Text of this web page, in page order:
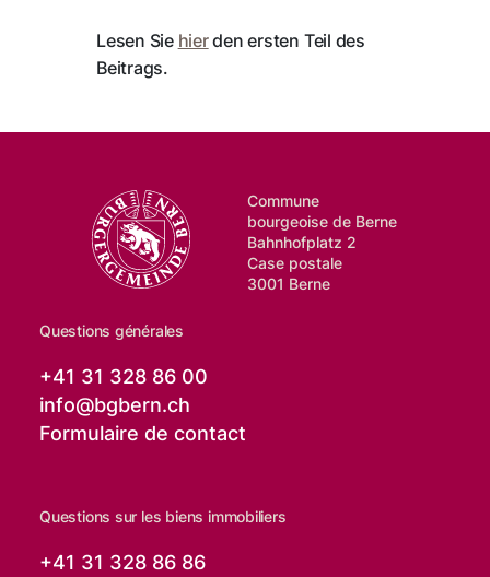
Lesen Sie hierden ersten Teil des
Beitrags.
Commune
bourgeoise de Berne
Bahnhofplatz 2
Case postale
3001 Berne
Questions générales
+41 31 328 86 00
info@bgbern.ch
Formulaire de contact
Questions sur les biens immobiliers
+41 31 328 86 86